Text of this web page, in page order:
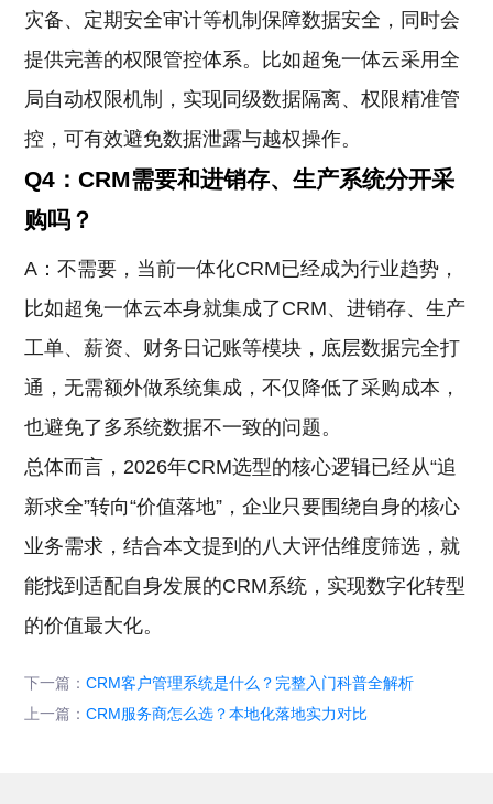
灾备、定期安全审计等机制保障数据安全，同时会
提供完善的权限管控体系。比如超兔一体云采用全
局自动权限机制，实现同级数据隔离、权限精准管
控，可有效避免数据泄露与越权操作。
Q4：CRM需要和进销存、生产系统分开采
购吗？
A：不需要，当前一体化CRM已经成为行业趋势，
比如超兔一体云本身就集成了CRM、进销存、生产
工单、薪资、财务日记账等模块，底层数据完全打
通，无需额外做系统集成，不仅降低了采购成本，
也避免了多系统数据不一致的问题。
总体而言，2026年CRM选型的核心逻辑已经从“追
新求全”转向“价值落地”，企业只要围绕自身的核心
业务需求，结合本文提到的八大评估维度筛选，就
能找到适配自身发展的CRM系统，实现数字化转型
的价值最大化。
下一篇：CRM客户管理系统是什么？完整入门科普全解析
上一篇：CRM服务商怎么选？本地化落地实力对比